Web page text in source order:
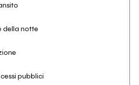
della notte
pubblici